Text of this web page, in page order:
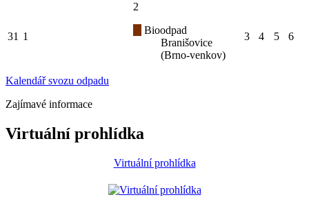
31 1
2
Bioodpad
Branišovice
(Brno-venkov)
3 4 5 6
Kalendář svozu odpadu
Zajímavé informace
Virtuální prohlídka
Virtuální prohlídka